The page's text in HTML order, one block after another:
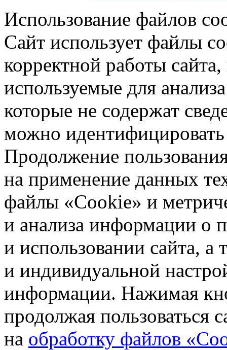
Использование файлов
Сайт использует файлы
корректной работы
используемые для
которые не содержат
можно идентифицировать
Продолжение
на применение данных
файлы «Cookie» и
и анализа информации о
и использовании сайта,
и индивидуальной
информации. Нажимая
продолжая пользоваться
на обработку файлов